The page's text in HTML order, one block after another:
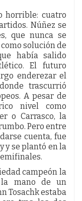
horrible: cuatro
Núñez se
que nunca se
solución de
había salido
El futuro
enderezar el
trascurrió
A pesar de
nivel como
o Carrasco, la
Pero entre
cuenta, fue
y se plantó en la
campeón la
mano de un
Tosachk estaba